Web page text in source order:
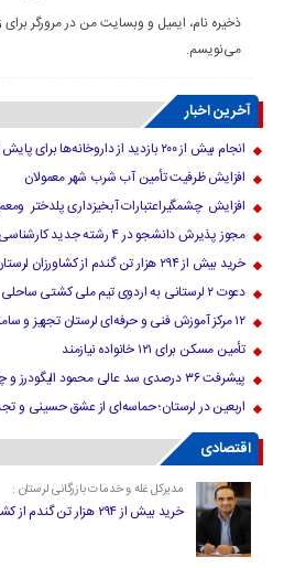
ذخیره نام، ایمیل و وبسایت من در مرورگر
می‌نویسم.
آخرین اخبار
انجام بیش از ۲۰۰ بازدید از داروخانه‌ها برای پایش وضعیت دارویی لرستان
افزایش ظرفیت تأمین آب شرب شهر معمولان
افزایش چشمگیراعتبارات آبخیزداری پلدختر
مجوز پذیرش دانشجو در ۴ رشته جدید کارشناسی‌ارشد دانشگاه لرستان صادر شد
خرید بیش از ۲۹۴ هزار تن گندم از کشاورزان لرستان
دعوت ۲ لرستانی به اردوی تیم ملی کشتی ساحلی
۱۲ مرکز آموزش فنی و حرفه‌ای لرستان تجهیز و ساماندهی شد
تأمین مسکن برای ۱۲۱ خانواده نیازمند
پیشرفت ۳۶ درصدی سد عالی محمود الیگودرز و چشم‌انداز بهره‌برداری درسال۱۴۰۷
اربعین در لرستان؛ حماسه‌ای از عشق حسینی و
اقتصادی
مدیرکل غله و خدمات بازرگانی لرستان :
خرید بیش از ۲۹۴ هزار تن گندم از کشاورزان لرستان